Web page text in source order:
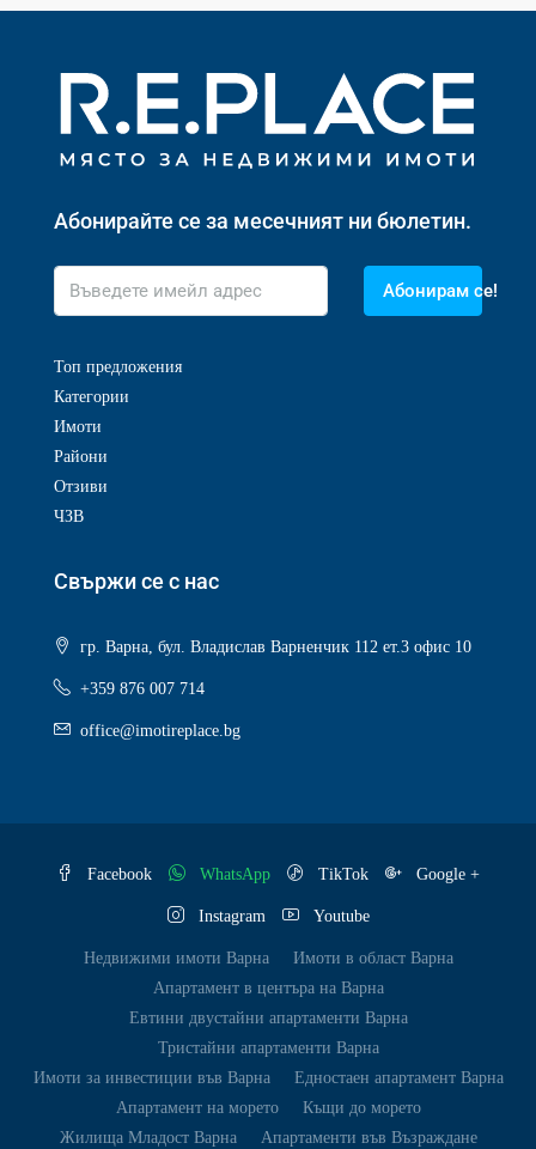
Абонирайте се за месечният ни бюлетин.
Абонирам се!
Топ предложения
Категории
Имоти
Райони
Отзиви
ЧЗВ
Свържи се с нас
гр. Варна, бул. Владислав Варненчик 112 ет.3 офис 10
+359 876 007 714
office@imotireplace.bg
Facebook WhatsApp TikTok Google +
Instagram Youtube
Недвижими имоти Варна
Имоти в област Варна
Апартамент в центъра на Варна
Евтини двустайни апартаменти Варна
Тристайни апартаменти Варна
Имоти за инвестиции във Варна
Едностаен апартамент Варна
Апартамент на морето
Къщи до морето
Жилища Младост Варна
Апартаменти във Възраждане